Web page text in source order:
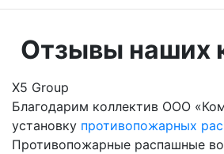
Отзывы наших
Х5 Group
Благодарим коллектив ООО
установку противопожарных
Противопожарные распашные